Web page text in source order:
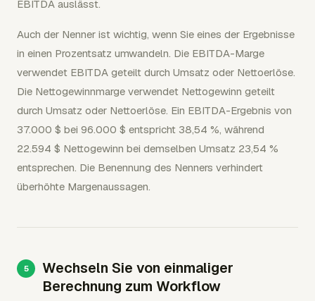
EBITDA auslässt.
Auch der Nenner ist wichtig, wenn Sie eines der Ergebnisse
in einen Prozentsatz umwandeln. Die EBITDA-Marge
verwendet EBITDA geteilt durch Umsatz oder Nettoerlöse.
Die Nettogewinnmarge verwendet Nettogewinn geteilt
durch Umsatz oder Nettoerlöse. Ein EBITDA-Ergebnis von
37.000 $ bei 96.000 $ entspricht 38,54 %, während
22.594 $ Nettogewinn bei demselben Umsatz 23,54 %
entsprechen. Die Benennung des Nenners verhindert
überhöhte Margenaussagen.
Wechseln Sie von einmaliger
Berechnung zum Workflow